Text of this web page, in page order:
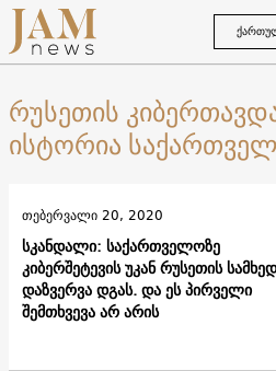
რუსეთის
ისტორია
სკანდალი: საქართველოზე
კიბერშეტევის უკან რუსეთის
დაზვერვა დგას. და ეს პირველი
შემთხვევა არ არის
თებერვალი 20, 2020